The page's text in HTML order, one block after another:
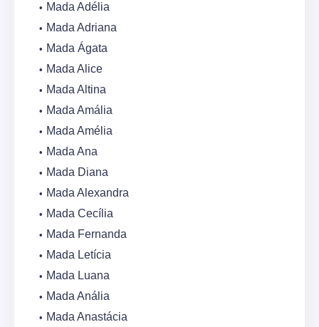
Mada Adélia
Mada Adriana
Mada Ágata
Mada Alice
Mada Altina
Mada Amália
Mada Amélia
Mada Ana
Mada Diana
Mada Alexandra
Mada Cecília
Mada Fernanda
Mada Letícia
Mada Luana
Mada Anália
Mada Anastácia